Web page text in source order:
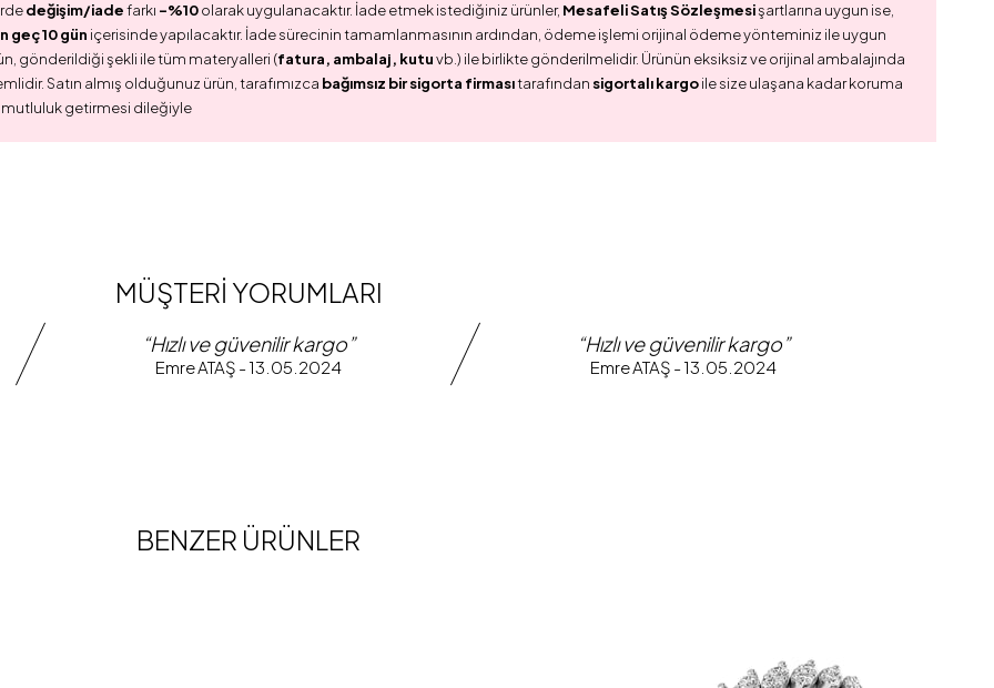
değişim/iadefarkı -%10olarak uygulanacaktır. İade etmek istediğiniz ürünler, Mesafeli Satış Sözleşmesişartlarına uygun ise,
geç 10 gün içerisinde yapılacaktır. İade sürecinin tamamlanmasının ardından, ödeme işlemi orijinal ödeme yönteminiz ile uygun
gönderildiği şekli ile tüm materyalleri (fatura, ambalaj, kutuvb.) ile birlikte gönderilmelidir. Ürünün eksiksiz ve orijinal ambalajında
Satın almış olduğunuz ürün, tarafımızca bağımsız bir sigorta firmasıtarafından sigortalı kargoile size ulaşana kadar koruma
mutluluk getirmesi dileğiyle
MÜŞTERİ YORUMLARI
“Hızlı ve güvenilir kargo”
Emre ATAŞ - 13.05.2024
“Hızlı ve güvenilir kargo”
Emre ATAŞ - 13.05.2024
BENZER ÜRÜNLER